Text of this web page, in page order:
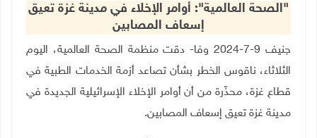
"الصحة العالمية": أوامر الإخلاء في مدينة غزة تعيق
إسعاف المصابين
جنيف 9-7-2024 وفا- دقت منظمة الصحة العالمية، اليوم
الثلاثاء، ناقوس الخطر بشأن تصاعد أزمة الخدمات الطبية في
قطاع غزة، محذّرة من أن أوامر الإخلاء الإسرائيلية الجديدة في
مدينة غزة تعيق إسعاف المصابين.